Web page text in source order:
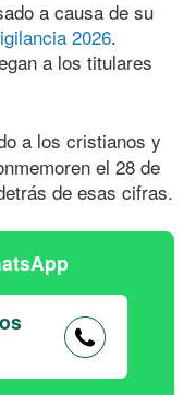
a causa de su
2026.
a los titulares
a los cristianos y
el 28 de
de esas cifras.